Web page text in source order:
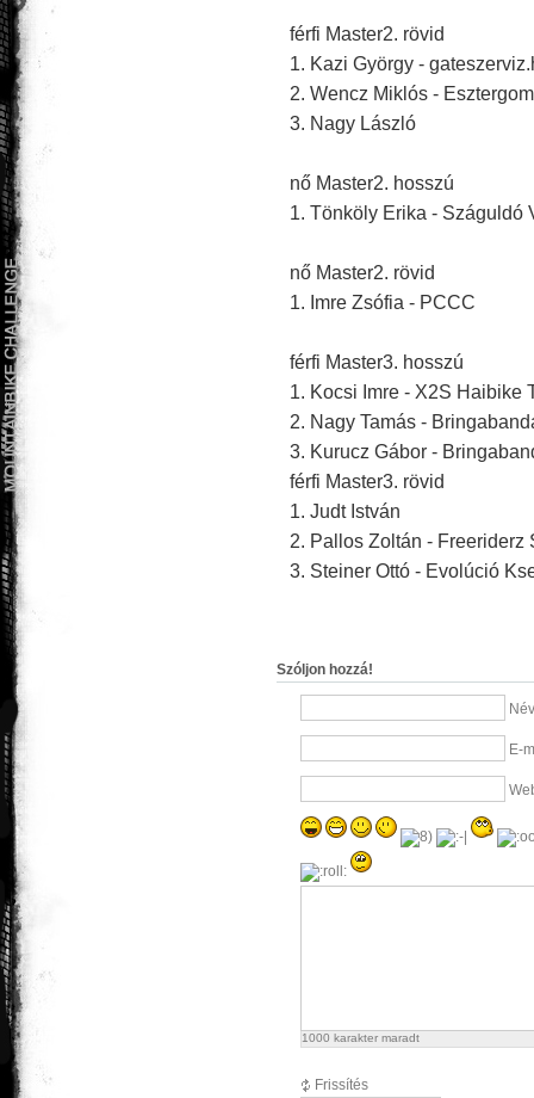
férfi Master2. rövid
1. Kazi György -
2. Wencz Miklós -
3. Nagy László
nő Master2. hosszú
1. Tönköly Erika - Száguldó
nő Master2. rövid
1. Imre Zsófia - PCCC
férfi Master3. hosszú
1. Kocsi Imre - X2S Haibike
2. Nagy Tamás -
3. Kurucz Gábor -
férfi Master3. rövid
1. Judt István
2. Pallos Zoltán - Freeriderz
3. Steiner Ottó - Evolúció
Szóljon hozzá!
E-
1000 karakter maradt
Frissítés